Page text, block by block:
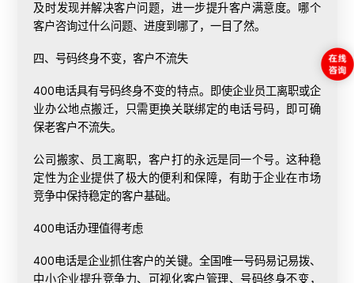
及时发现并解决客户问题，进一步提升客户满意度。哪个
客户咨询过什么问题、进度到哪了，一目了然。
四、号码终身不变，客户不流失
400电话具有号码终身不变的特点。即使企业员工离职或企
业办公地点搬迁，只需更换关联绑定的电话号码，即可确
保老客户不流失。
公司搬家、员工离职，客户打的永远是同一个号。这种稳
定性为企业提供了极大的便利和保障，有助于企业在市场
竞争中保持稳定的客户基础。
400电话办理值得考虑
400电话是企业抓住客户的关键。全国唯一号码易记易拨、
中小企业提升竞争力、可视化客户管理、号码终身不变，